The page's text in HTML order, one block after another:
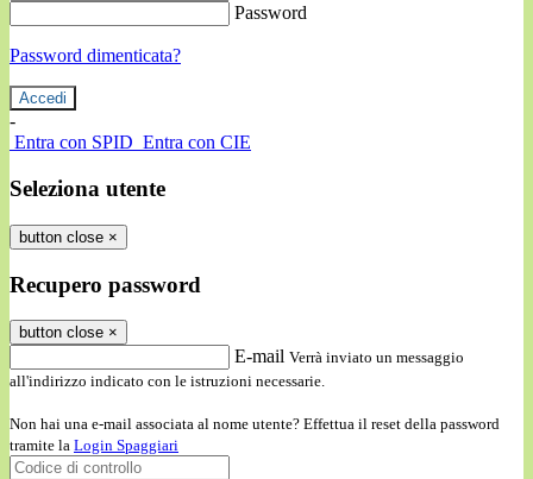
Password
Password dimenticata?
-
Entra con SPID Entra con CIE
Seleziona utente
button close ×
Recupero password
button close ×
E-mail Verrà inviato un messaggio
all'indirizzo indicato con le istruzioni necessarie.
Non hai una e-mail associata al nome utente? Effettua il reset della password
tramite la Login Spaggiari